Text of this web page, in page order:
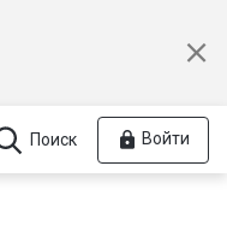
Поиск Войти